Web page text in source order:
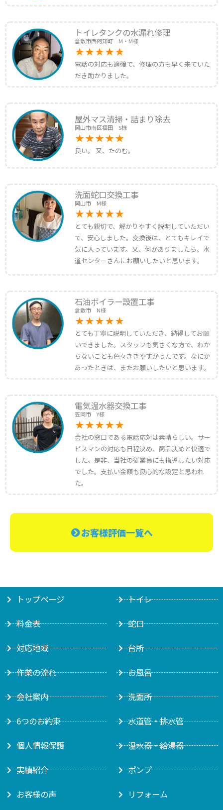
トイレタンクの水漏れ修理
倉敷市西阿知町 M・M様
電話の対応も適確で、修理の方も早く来ていた
だき助かりました。
屋外マス清掃・詰まり除去
岡山市南区福田 S様
良い。 又、たのむ。
洗面蛇口交換工事
岡山市 M様
とても親切で、解かりやすく説明していただい
て、安心しました。交換後は、とてもキレイで
気に入っています。又、何かありましたら、水
道センターさんにお願いしたいと思います。
石油ボイラー設置工事
倉敷市 N様
とても丁寧に説明していただき、納得してお願
いできました。スタッフも気さくな方で、わか
らないことも色々ききやすかったです。なにか
あったときは、またお願いしたいと思います。
電気温水器交換工事
笠岡市 Y様
会社の窓口である電話応対は素晴らしい。サー
ビスマンの対応も日程決め、商品決めと快適で
した。是非、当社の従業員にも指導したい対応
でした。支払い金額も良心的な設定と思われ
た。
お客様評価一覧へ
トップページ
料金表
対応地域
作業の流れ
会社案内
6つのお約束
個人情報保護
実績紹介
お客様の声
トイレ
蛇口
台所
お風呂
洗面所
水道管・排水管
温水器・給湯器
ポンプ
リフォーム